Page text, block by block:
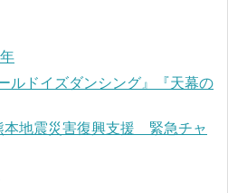
ドイズダンシング』『天幕の
本地震災害復興支援 緊急チャ